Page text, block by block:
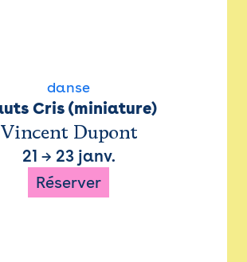
danse
Cris (miniature)
Vincent Dupont
21 → 23 janv.
Réserver